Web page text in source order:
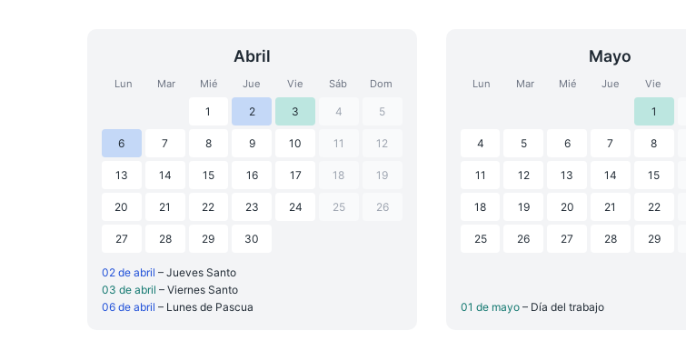
Abril
Lun Mar Mié Jue Vie Sáb Dom
1 2 3 4 5
6 7 8 9 10 11 12
13 14 15 16 17 18 19
20 21 22 23 24 25 26
27 28 29 30
02 de abril – Jueves Santo
03 de abril – Viernes Santo
06 de abril – Lunes de Pascua
Mayo
Lun Mar Mié Jue Vie
1
4 5 6 7 8
11 12 13 14 15
18 19 20 21 22
25 26 27 28 29
01 de mayo – Día del trabajo